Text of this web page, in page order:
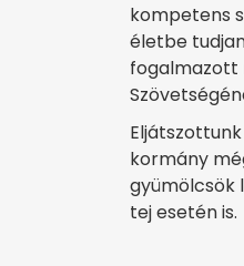
kompetens
életbe
fogalmazott
kormány
gyümölcsök
tej esetén is.